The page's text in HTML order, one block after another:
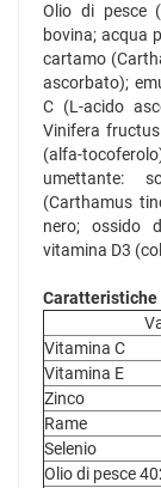
Olio di pesce
bovina; acqua
cartamo
ascorbato);
C (L-acido
Vinifera
(alfa-
umettante:
(Carthamus
nero; ossido
vitamina D3
Vitamina C
Vitamina E
Zinco
Rame
Selenio
Olio di pesce